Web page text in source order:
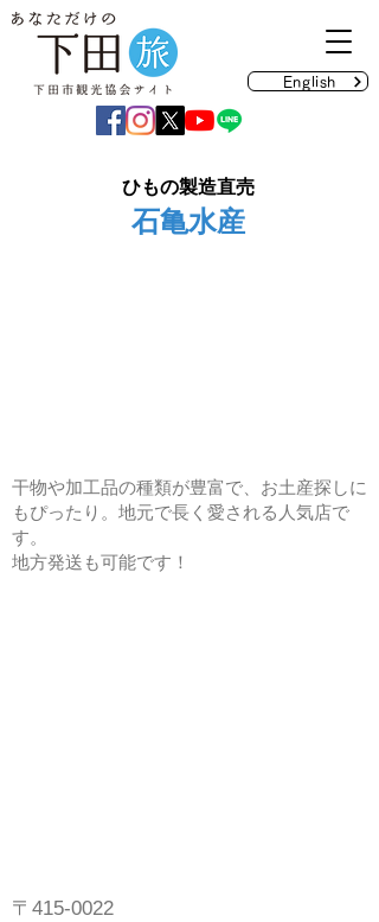
English
ひもの製造直売
石亀水産
干物や加工品の種類が豊富で、お土産探しに
もぴったり。地元で長く愛される人気店で
す。
地方発送も可能です！
〒415-0022